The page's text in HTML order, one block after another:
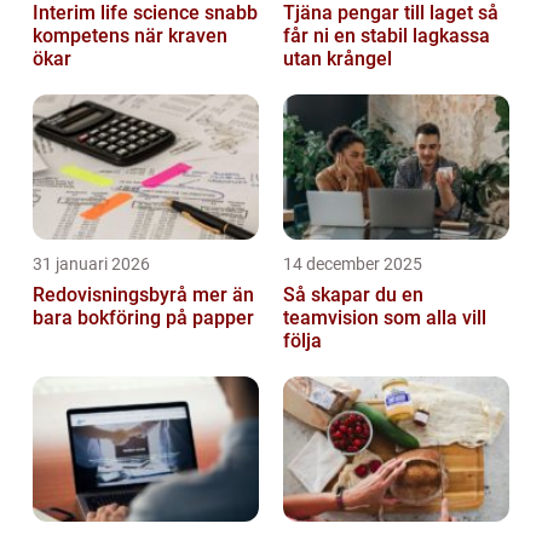
Interim life science snabb
kompetens när kraven
ökar
Tjäna pengar till laget så
får ni en stabil lagkassa
utan krångel
31 januari 2026
Redovisningsbyrå mer än
bara bokföring på papper
14 december 2025
Så skapar du en
teamvision som alla vill
följa